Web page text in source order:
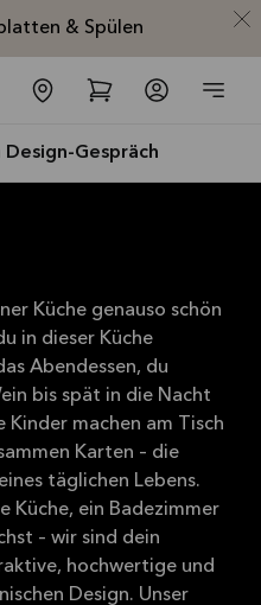
& Spülen
Gespräch
Spare jetzt 40
% auf alle
Arbeitsplatten
und Spülen*
2026-08-31
Mehr
Küche genauso schön
in dieser Küche
Abendessen, du
bis spät in die Nacht
Kinder machen am Tisch
Karten – die
täglichen Lebens.
Küche, ein Badezimmer
– wir sind dein
hochwertige und
Design. Unser